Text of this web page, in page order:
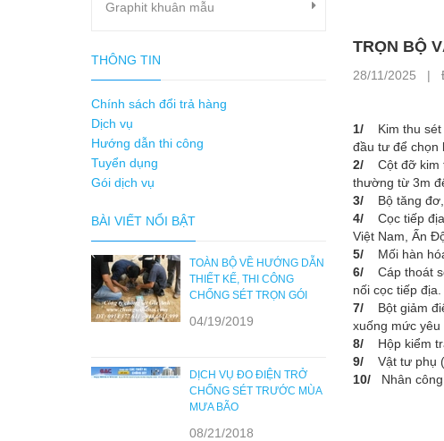
TRỌN BỘ
28/11/2025 |
1/
Kim thu sét
đầu tư để chọn
2/
Cột đỡ kim
thường từ 3m
3/
Bộ tăng
4/
Cọc tiếp
Việt Nam, Ấn
5/Mối hàn hóa
6/Cáp thoát
nối cọc tiếp
7/Bột giảm
xuống mức
8/Hộp kiểm tra
9/
Vật tư phụ
10/Nhân công
Graphit khuân mẫu
THÔNG TIN
Chính sách đổi trả hàng
Dịch vụ
Hướng dẫn thi công
Tuyển dụng
Gói dịch vụ
BÀI VIẾT NỔI BẬT
TOÀN BỘ VỀ HƯỚNG DẪN
THIẾT KẾ, THI CÔNG
CHỐNG SÉT TRỌN GÓI
04/19/2019
DỊCH VỤ ĐO ĐIỆN TRỞ
CHỐNG SÉT TRƯỚC MÙA
MƯA BÃO
08/21/2018